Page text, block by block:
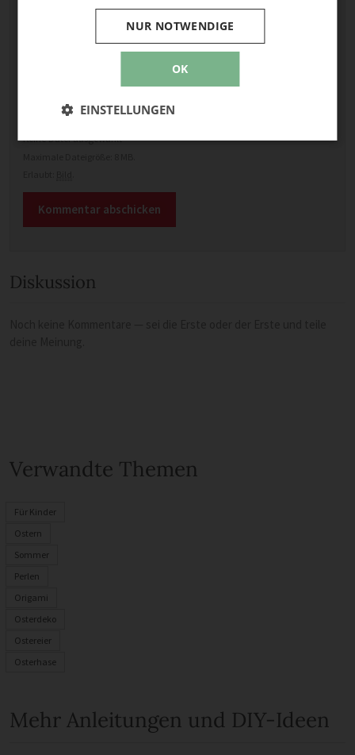
Bild anhängen
Keine Datei ausgewählt
Diskussion
Verwandte Themen
Für Kinder
Ostern
Sommer
Perlen
Origami
Osterdeko
Ostereier
Osterhase
Mehr Anleitungen und DIY-Ideen
OK
NUR NOTWENDIGE
EINSTELLUNGEN